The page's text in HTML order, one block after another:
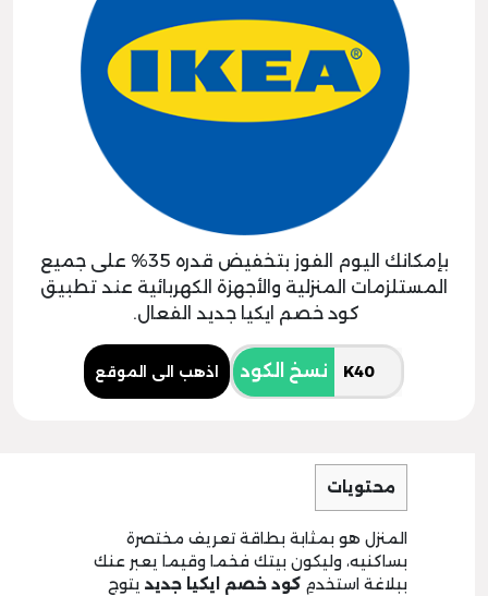
بإمكانك اليوم الفوز بتخفيض قدره 35% على جميع
المستلزمات المنزلية والأجهزة الكهربائية عند تطبيق
كود خصم ايكيا جديد الفعال.
نسخ الكود اذهب الى الموقع
محتويات
المنزل هو بمثابة بطاقة تعريف مختصرة
بساكنيه، وليكون بيتك فخما وقيما يعبر عنك
ببلاغة استخدمِ كود خصم ايكيا جديد يتوج